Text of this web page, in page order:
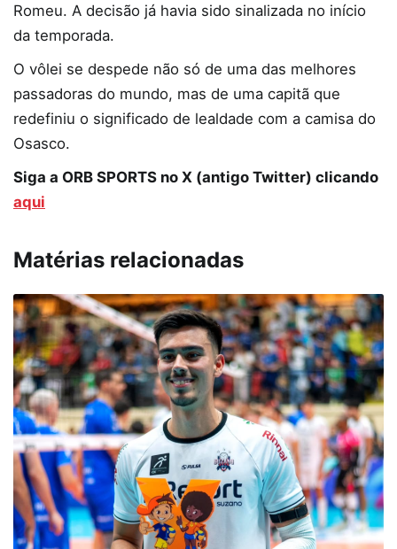
Romeu. A decisão já havia sido sinalizada no início
da temporada.
O vôlei se despede não só de uma das melhores
passadoras do mundo, mas de uma capitã que
redefiniu o significado de lealdade com a camisa do
Osasco.
Siga a ORB SPORTS no X (antigo Twitter) clicando
aqui
Matérias relacionadas